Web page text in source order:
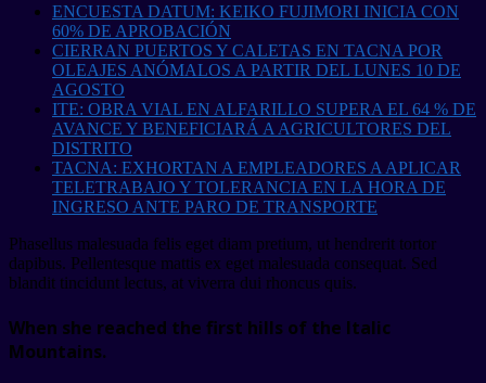
ENCUESTA DATUM: KEIKO FUJIMORI INICIA CON
60% DE APROBACIÓN
CIERRAN PUERTOS Y CALETAS EN TACNA POR
OLEAJES ANÓMALOS A PARTIR DEL LUNES 10 DE
AGOSTO
ITE: OBRA VIAL EN ALFARILLO SUPERA EL 64 % DE
AVANCE Y BENEFICIARÁ A AGRICULTORES DEL
DISTRITO
TACNA: EXHORTAN A EMPLEADORES A APLICAR
TELETRABAJO Y TOLERANCIA EN LA HORA DE
INGRESO ANTE PARO DE TRANSPORTE
Phasellus malesuada felis eget diam pretium, ut hendrerit tortor
dapibus. Pellentesque mattis ex eget malesuada consequat. Sed
blandit tincidunt lectus, at viverra dui rhoncus quis.
When she reached the first hills of the Italic
Mountains.